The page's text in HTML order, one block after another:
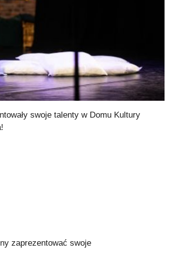
swoje talenty w Domu Kultury
zaprezentować swoje